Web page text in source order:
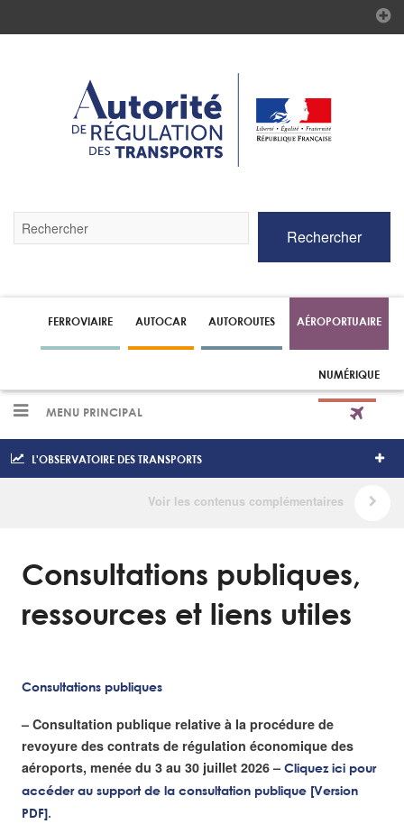
par
pour
recherche
Rechercher
FERROVIAIRE AUTOCAR AUTOROUTES AÉROPORTUAIRE
NUMÉRIQUE
MENU PRINCIPAL
L'OBSERVATOIRE DES TRANSPORTS
Consultations publiques,
ressources et liens utiles
Consultations publiques
– Consultation publique relative à la procédure de
revoyure des contrats de régulation économique des
aéroports, menée du 3 au 30 juillet 2026 – Cliquez ici pour
accéder au support de la consultation publique [Version
PDF].